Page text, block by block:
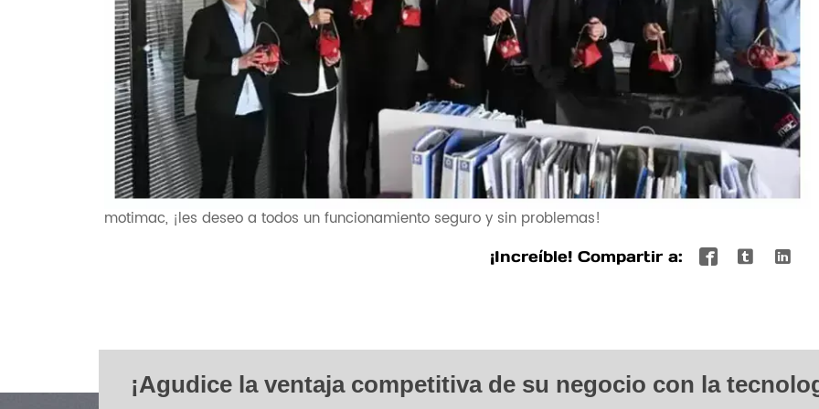
motimac, ¡les deseo a todos un funcionamiento seguro y sin problemas!
¡Increíble! Compartir a:   
¡Agudice la ventaja competitiva de su negocio con la